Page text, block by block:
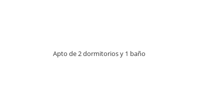
Apto de 2 dormitorios y 1 baño